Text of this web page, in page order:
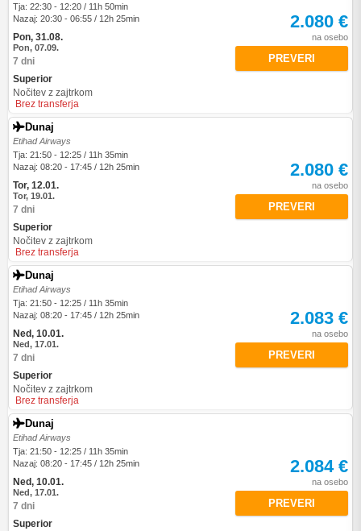
Tja: 22:30 - 12:20 / 11h 50min
Nazaj: 20:30 - 06:55 / 12h 25min
Pon, 31.08.
Pon, 07.09.
7 dni
Superior
Nočitev z zajtrkom
Brez transferja
2.080 €
na osebo
PREVERI
Dunaj
Etihad Airways
Tja: 21:50 - 12:25 / 11h 35min
Nazaj: 08:20 - 17:45 / 12h 25min
Tor, 12.01.
Tor, 19.01.
7 dni
Superior
Nočitev z zajtrkom
Brez transferja
2.080 €
na osebo
PREVERI
Dunaj
Etihad Airways
Tja: 21:50 - 12:25 / 11h 35min
Nazaj: 08:20 - 17:45 / 12h 25min
Ned, 10.01.
Ned, 17.01.
7 dni
Superior
Nočitev z zajtrkom
Brez transferja
2.083 €
na osebo
PREVERI
Dunaj
Etihad Airways
Tja: 21:50 - 12:25 / 11h 35min
Nazaj: 08:20 - 17:45 / 12h 25min
Ned, 10.01.
Ned, 17.01.
7 dni
Superior
2.084 €
na osebo
PREVERI